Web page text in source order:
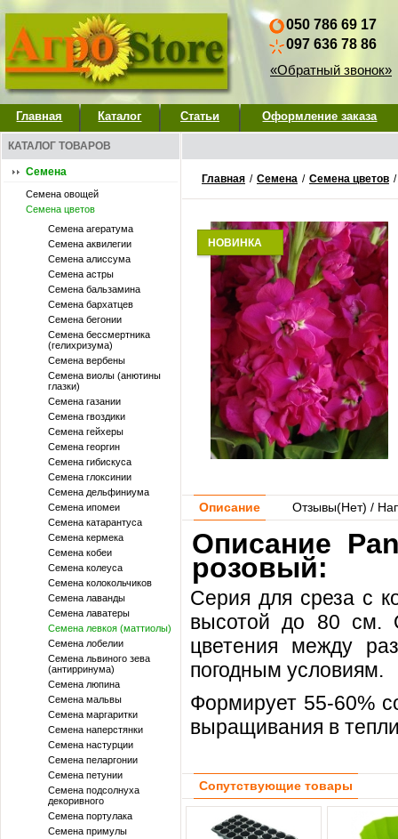
050 786 69 17
097 636 78 86
«Обратный звонок»
Главная Каталог Статьи Оформление заказа
КАТАЛОГ ТОВАРОВ
Семена
Семена овощей
Семена цветов
Семена агератума
Семена аквилегии
Семена алиссума
Семена астры
Семена бальзамина
Семена бархатцев
Семена бегонии
Семена бессмертника
(гелихризума)
Семена вербены
Семена виолы (анютины
глазки)
Семена газании
Семена гвоздики
Семена гейхеры
Семена георгин
Семена гибискуса
Семена глоксинии
Семена дельфиниума
Семена ипомеи
Семена катарантуса
Семена кермека
Семена кобеи
Семена колеуса
Семена колокольчиков
Семена лаванды
Семена лаватеры
Семена левкоя (маттиолы)
Семена лобелии
Семена львиного зева
(антирринума)
Семена люпина
Семена мальвы
Семена маргаритки
Семена наперстянки
Семена настурции
Семена пеларгонии
Семена петунии
Семена подсолнуха
декоривного
Семена портулака
Семена примулы
Главная / Семена / Семена цветов /
НОВИНКА
Описание Отзывы(Нет) /
Описание
розовый:
Серия для среза с
высотой до 80 см.
цветения между
погодным условиям.
Формирует 55-60%
выращивания в
Сопутствующие товары